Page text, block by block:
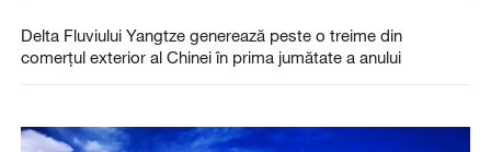
Delta Fluviului Yangtze generează peste o treime din
comerțul exterior al Chinei în prima jumătate a anului